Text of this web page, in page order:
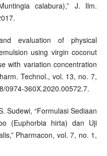
calabura),” J. Ilm.
evaluation of physical
using virgin coconut
with variation concentration
Technol., vol. 13, no. 7,
0974-360X.2020.00572.7.
Sudewi, “Formulasi Sediaan
(Euphorbia hirta) dan Uji
Pharmacon, vol. 7, no. 1,